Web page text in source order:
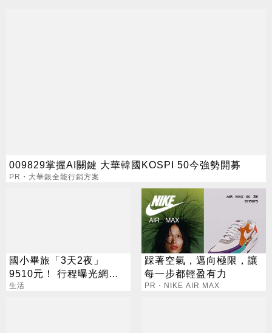
009829掌握AI關鍵 大華韓國KOSPI 50今強勢開募
PR・大華銀全能行銷方案
國小畢旅「3天2夜」
9510元！ 行程曝光網搖
頭：真的有貴
生活
踩著空氣，邁向極限，讓
每一步都輕盈有力
PR・NIKE AIR MAX